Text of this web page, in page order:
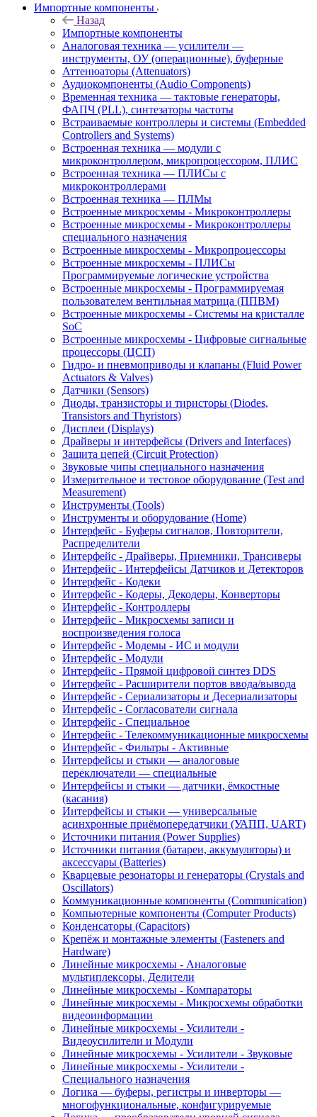
Импортные компоненты
Назад
Импортные компоненты
Аналоговая техника — усилители —
инструменты, ОУ (операционные), буферные
Аттенюаторы (Attenuators)
Аудиокомпоненты (Audio Components)
Временна́я техника — тактовые генераторы,
ФАПЧ (PLL), синтезаторы частоты
Встраиваемые контроллеры и системы (Embedded
Controllers and Systems)
Встроенная техника — модули с
микроконтроллером, микропроцессором, ПЛИС
Встроенная техника — ПЛИСы с
микроконтроллерами
Встроенная техника — ПЛМы
Встроенные микросхемы - Микроконтроллеры
Встроенные микросхемы - Микроконтроллеры
специального назначения
Встроенные микросхемы - Микропроцессоры
Встроенные микросхемы - ПЛИСы
Программируемые логические устройства
Встроенные микросхемы - Программируемая
пользователем вентильная матрица (ППВМ)
Встроенные микросхемы - Системы на кристалле
SoC
Встроенные микросхемы - Цифровые сигнальные
процессоры (ЦСП)
Гидро- и пневмоприводы и клапаны (Fluid Power
Actuators & Valves)
Датчики (Sensors)
Диоды, транзисторы и тиристоры (Diodes,
Transistors and Thyristors)
Дисплеи (Displays)
Драйверы и интерфейсы (Drivers and Interfaces)
Защита цепей (Circuit Protection)
Звуковые чипы специального назначения
Измерительное и тестовое оборудование (Test and
Measurement)
Инструменты (Tools)
Инструменты и оборудование (Home)
Интерфейс - Буферы сигналов, Повторители,
Распределители
Интерфейс - Драйверы, Приемники, Трансиверы
Интерфейс - Интерфейсы Датчиков и Детекторов
Интерфейс - Кодеки
Интерфейс - Кодеры, Декодеры, Конверторы
Интерфейс - Контроллеры
Интерфейс - Микросхемы записи и
воспроизведения голоса
Интерфейс - Модемы - ИС и модули
Интерфейс - Модули
Интерфейс - Прямой цифровой синтез DDS
Интерфейс - Расширители портов ввода/вывода
Интерфейс - Сериализаторы и Десериализаторы
Интерфейс - Согласователи сигнала
Интерфейс - Специальное
Интерфейс - Телекоммуникационные микросхемы
Интерфейс - Фильтры - Активные
Интерфейсы и стыки — аналоговые
переключатели — специальные
Интерфейсы и стыки — датчики, ёмкостные
(касания)
Интерфейсы и стыки — универсальные
асинхронные приёмопередатчики (УАПП, UART)
Источники питания (Power Supplies)
Источники питания (батареи, аккумуляторы) и
аксессуары (Batteries)
Кварцевые резонаторы и генераторы (Crystals and
Oscillators)
Коммуникационные компоненты (Communication)
Компьютерные компоненты (Computer Products)
Конденсаторы (Capacitors)
Крепёж и монтажные элементы (Fasteners and
Hardware)
Линейные микросхемы - Аналоговые
мультиплексоры, Делители
Линейные микросхемы - Компараторы
Линейные микросхемы - Микросхемы обработки
видеоинформации
Линейные микросхемы - Усилители -
Видеоусилители и Модули
Линейные микросхемы - Усилители - Звуковые
Линейные микросхемы - Усилители -
Специального назначения
Логика — буферы, регистры и инверторы —
многофункциональные, конфигурируемые